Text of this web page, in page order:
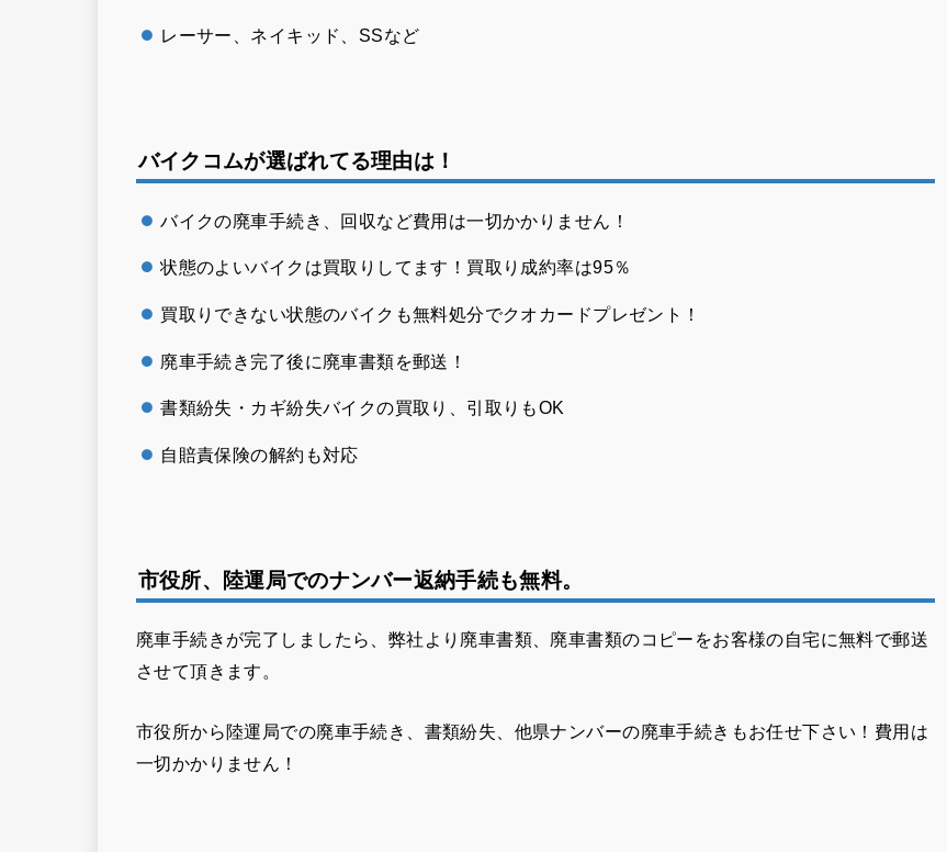
レーサー、ネイキッド、SSなど
バイクコムが選ばれてる理由は！
バイクの廃車手続き、回収など費用は一切かかりません！
状態のよいバイクは買取りしてます！買取り成約率は95％
買取りできない状態のバイクも無料処分でクオカードプレゼント！
廃車手続き完了後に廃車書類を郵送！
書類紛失・カギ紛失バイクの買取り、引取りもOK
自賠責保険の解約も対応
市役所、陸運局でのナンバー返納手続も無料。
廃車手続きが完了しましたら、弊社より廃車書類、廃車書類のコピーをお客様の自宅に無料で郵送
させて頂きます。
市役所から陸運局での廃車手続き、書類紛失、他県ナンバーの廃車手続きもお任せ下さい！費用は
一切かかりません！